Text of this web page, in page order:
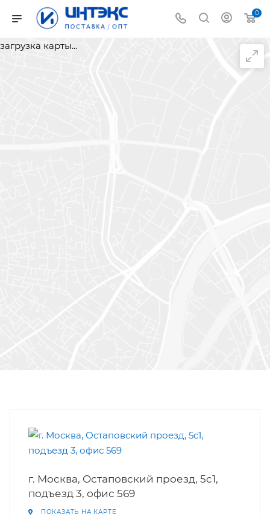
0
загрузка карты...
г. Москва, Остаповский проезд, 5c1,
подъезд 3, офис 569
ПОКАЗАТЬ НА КАРТЕ